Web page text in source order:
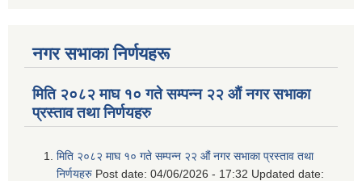
नगर सभाका निर्णयहरू
मिति २०८२ माघ १० गते सम्पन्न २२ औं नगर सभाका
प्रस्ताव तथा निर्णयहरु
मिति २०८२ माघ १० गते सम्पन्न २२ औं नगर सभाका प्रस्ताव तथा
निर्णयहरु Post date: 04/06/2026 - 17:32 Updated date: